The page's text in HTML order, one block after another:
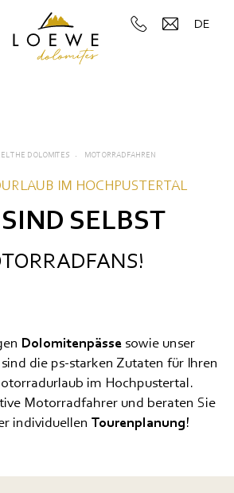
DOLOMITES
SPA & WELLNESS
Langlaufen
DE
THE DOLOMITES MOTORRADFAHREN
IM HOCHPUSTERTAL
SELBST
Dolomitenpässe sowie unser
die ps-starken Zutaten für Ihren
im Hochpustertal.
Motorradfahrer und beraten Sie
individuellen Tourenplanung!